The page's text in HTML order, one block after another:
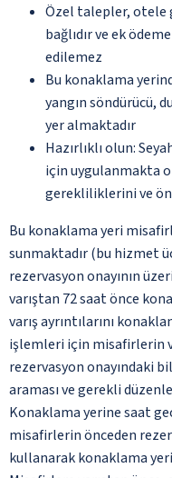
Özel talepler, otele
bağlıdır ve ek
edilemez
Bu konaklama
yangın söndürücü,
yer almaktadır
Hazırlıklı olun:
için uygulanmakta
gerekliliklerini ve
Bu konaklama yeri
sunmaktadır (bu hizmet
rezervasyon onayının
varıştan 72 saat önce
varış ayrıntılarını
işlemleri için misafirlerin
rezervasyon onayındaki
araması ve gerekli
Konaklama yerine saat
misafirlerin önceden
kullanarak konaklama